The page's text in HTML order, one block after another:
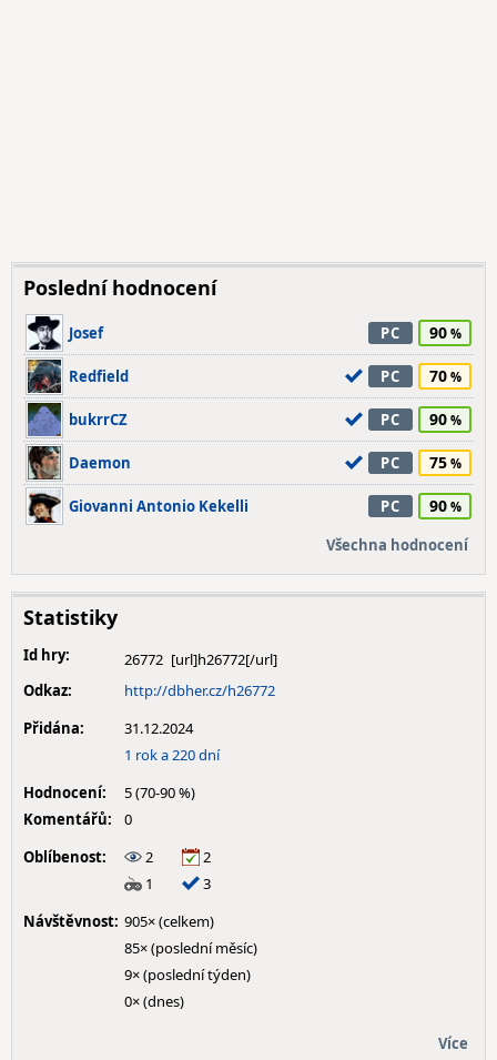
Poslední hodnocení
Josef PC 90
Redfield PC 70
bukrrCZ PC 90
Daemon PC 75
Giovanni Antonio Kekelli PC 90
Všechna hodnocení
Statistiky
Id hry:
26772
Odkaz:
http://dbher.cz/h26772
Přidána:
31.12.2024
1 rok a 220 dní
Hodnocení:
5 (70-90 %)
Komentářů:
0
Oblíbenost:
2
2
1
3
Návštěvnost: 905× (celkem)
85× (poslední měsíc)
9× (poslední týden)
0× (dnes)
Více